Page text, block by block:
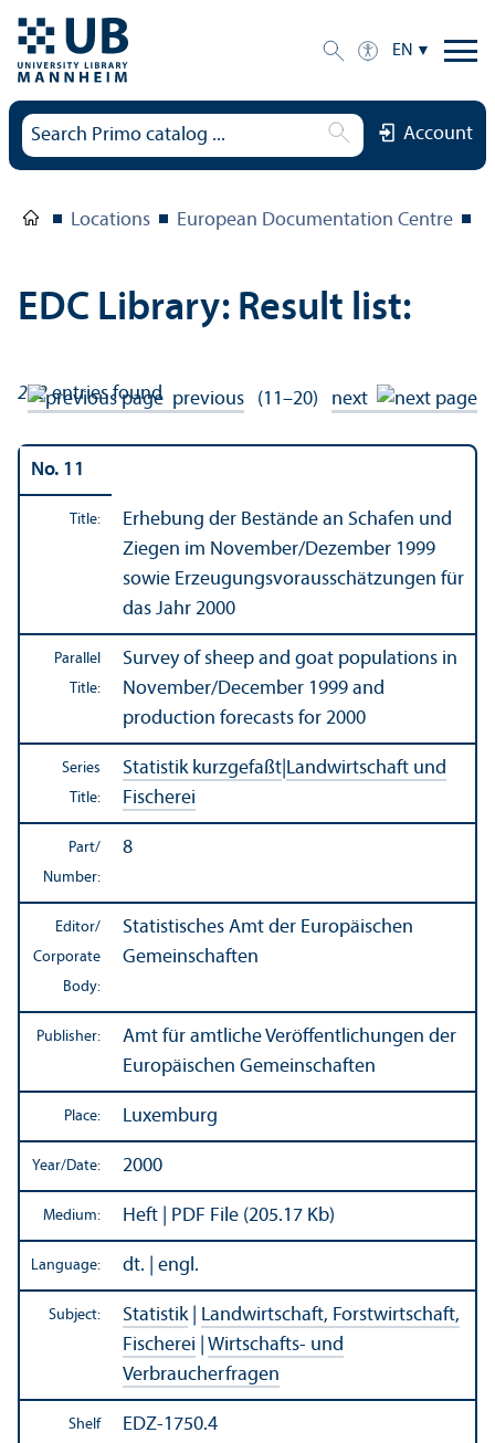
EN
Account
Locations European Documentation Centre
EDC Library: Result list:
212entries found previous (11–20) next
No. 11
Title:
Erhebung der Bestände an Schafen und
Ziegen im November/Dezember 1999
sowie Erzeugungsvorausschätzungen für
das Jahr 2000
Parallel
Title:
Survey of sheep and goat populations in
November/December 1999 and
production forecasts for 2000
Series
Title:
Statistik kurzgefaßt Landwirtschaft und
Fischerei
Part/
Number:
8
Editor/
Corporate
Body:
Statistisches Amt der Europäischen
Gemeinschaften
Publisher:
Amt für amtliche Veröffentlichungen der
Europäischen Gemeinschaften
Place: Luxemburg
Year/Date: 2000
Medium: Heft | PDF File (205.17 Kb)
Language: dt. | engl.
Subject: Statistik| Landwirtschaft, Forstwirtschaft,
Fischerei
Wirtschafts- und
Verbraucherfragen
Shelf
EDZ-1750.4